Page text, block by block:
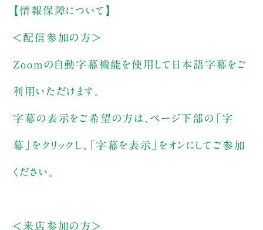
【情報保障について】
＜配信参加の方＞
Zoomの自動字幕機能を使用して日本語字幕をご
利用いただけます。
字幕の表示をご希望の方は、ページ下部の「字
幕」をクリックし、「字幕を表示」をオンにしてご参加
ください。
＜来店参加の方＞